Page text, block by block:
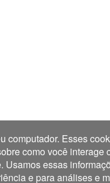
computador. Esses
como você interage
Usamos essas
e para análises e